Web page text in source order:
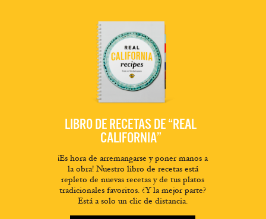
LIBRO DE RECETAS DE “REAL
CALIFORNIA”
¡Es hora de arremangarse y poner manos a
la obra! Nuestro libro de recetas está
repleto de nuevas recetas y de tus platos
tradicionales favoritos. ¿Y la mejor parte?
Está a solo un clic de distancia.